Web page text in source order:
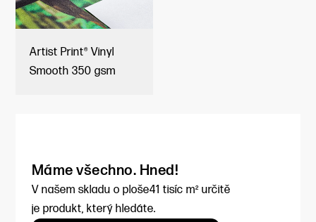
Artist Print® Vinyl
Smooth 350 gsm
Máme všechno. Hned!
V našem skladu o ploše41 tisíc m² určitě
je produkt, který hledáte.